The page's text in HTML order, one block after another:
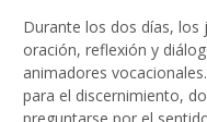
Durante los dos días,
oración, reflexión y
animadores
para el discernimiento,
preguntarse por el